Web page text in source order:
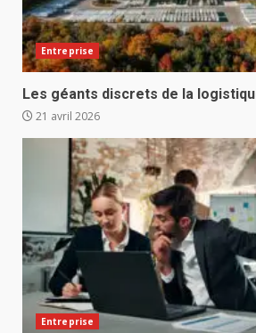
Entreprise
Les géants discrets de la
21 avril 2026
Entreprise